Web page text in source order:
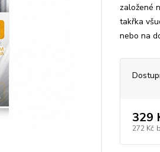
založené
takřka
nebo na
329
272 Kč